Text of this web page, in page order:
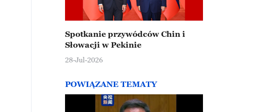
Spotkanie przywódców Chin i
Słowacji w Pekinie
28-Jul-2026
POWIĄZANE TEMATY